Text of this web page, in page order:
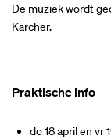
De muziek wordt
Karcher.
Praktische info
do 18 april en vr